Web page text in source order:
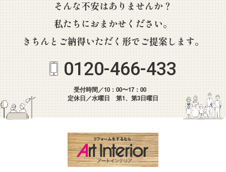
そんな不安はありませんか？
私たちにおまかせください。
きちんとご納得いただく形でご提案します。
0120-466-433
受付時間／10：00〜17：00
定休日／水曜日 第1、第3日曜日